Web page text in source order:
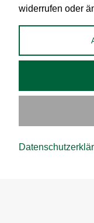
Zahlungsmittel
Cookies
widerrufen oder